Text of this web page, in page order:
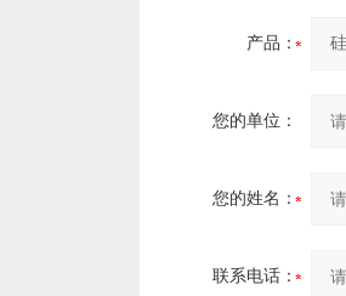
产品：
您的单位：
您的姓名：
联系电话：